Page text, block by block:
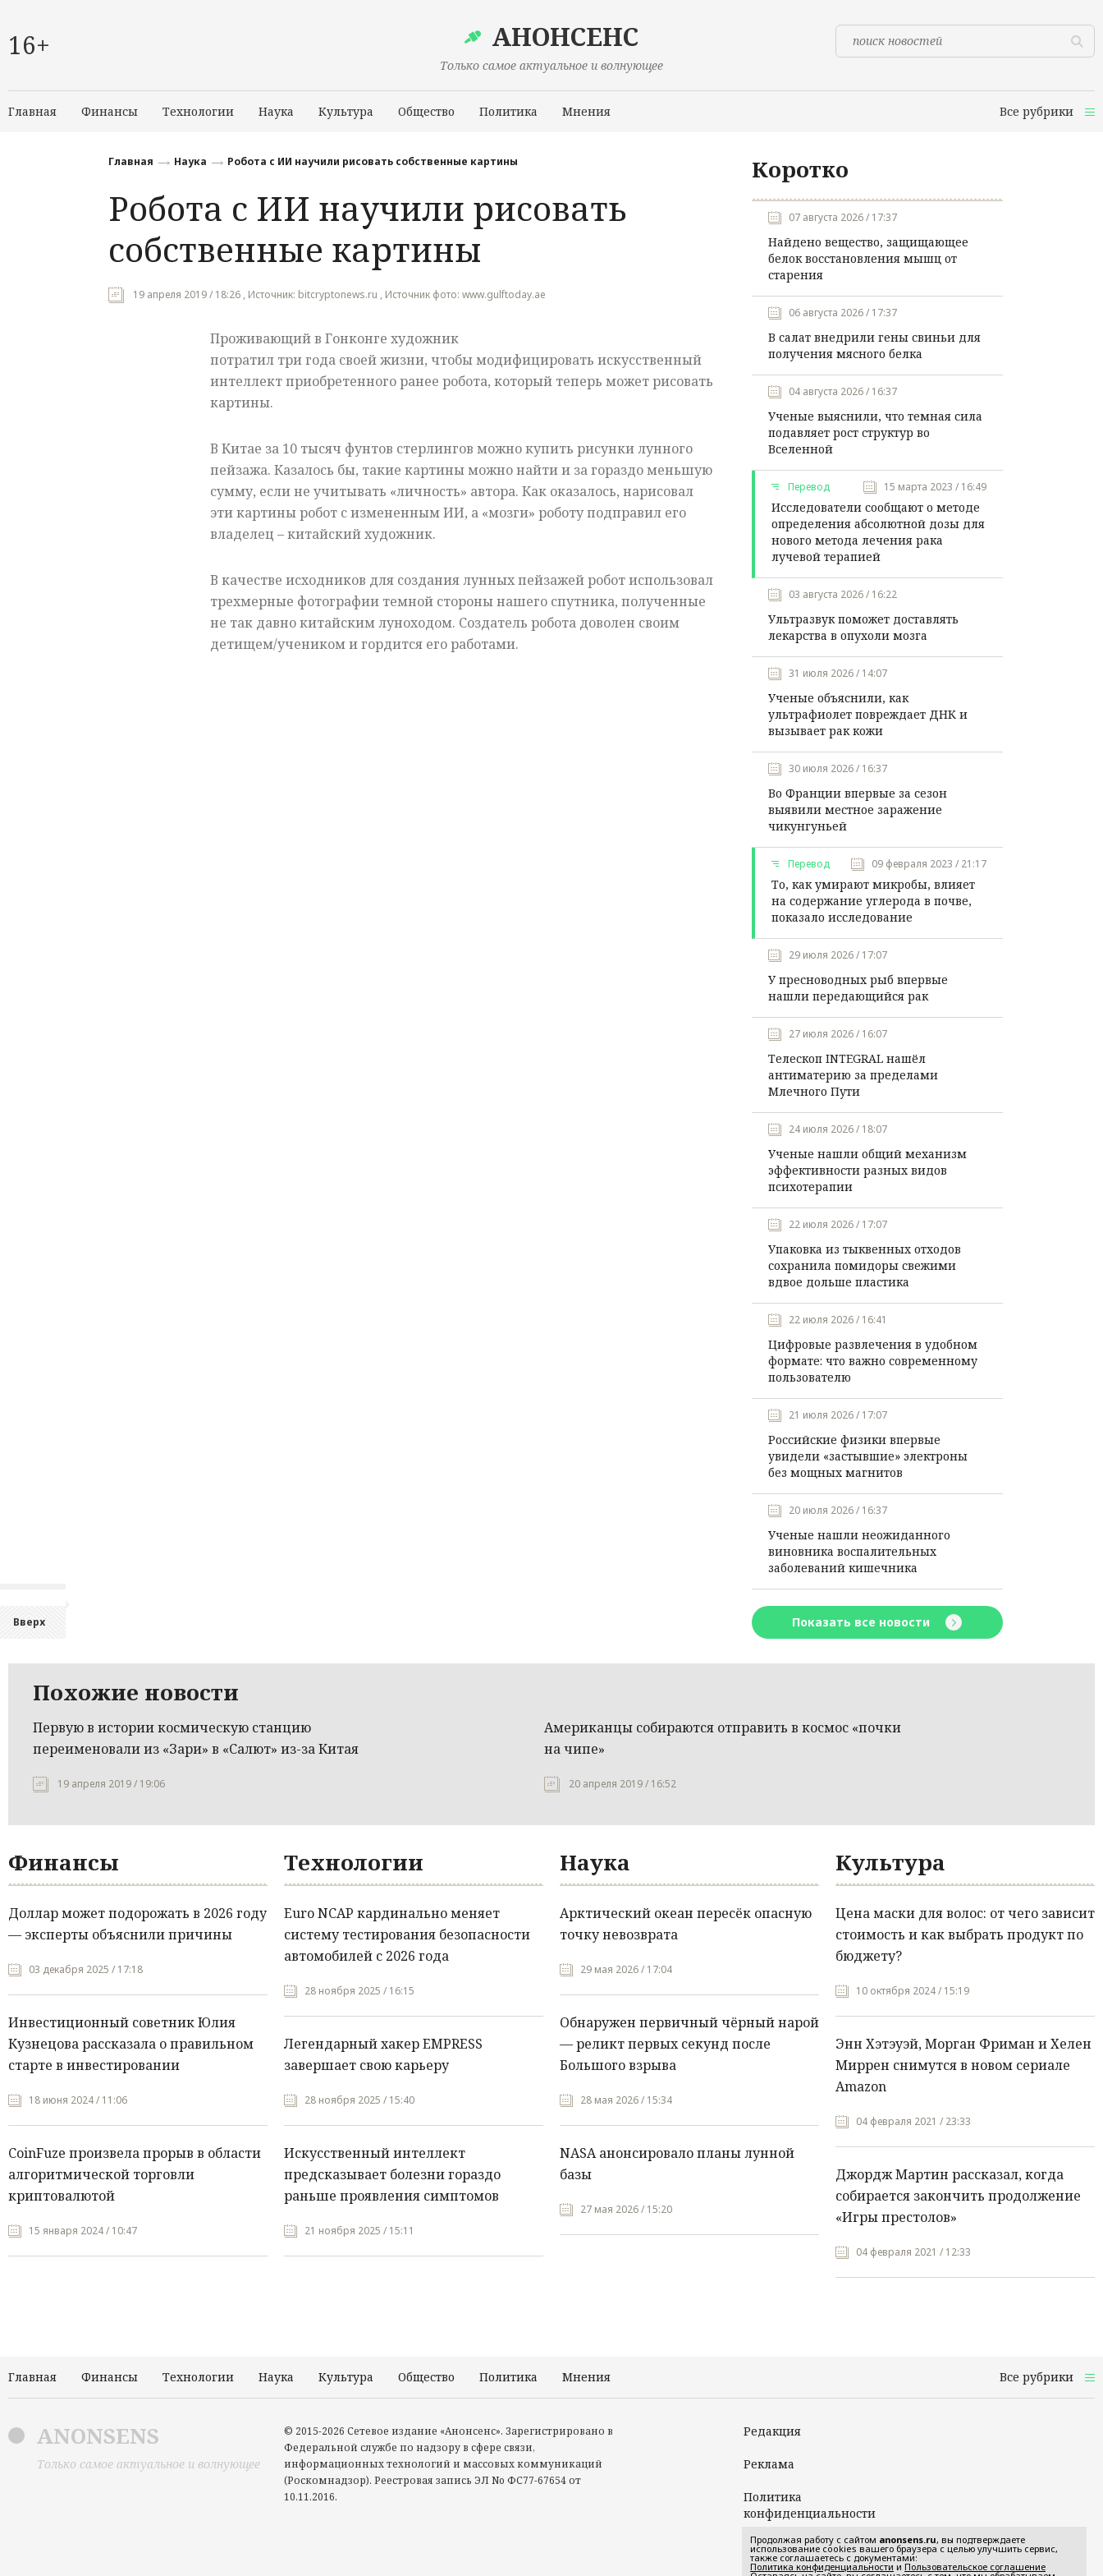
16+ АНОНСЕНС
Только самое актуальное и волнующее
Главная Финансы Технологии Наука Культура Общество Политика Мнения Все рубрики
Происшествия
Вверх
Главная Наука Робота с ИИ научили рисовать собственные картины
Робота с ИИ научили рисовать
собственные картины
19 апреля 2019 / 18:26 , Источник: bitcryptonews.ru , Источник фото: www.gulftoday.ae
Проживающий в Гонконге художник
потратил три года своей жизни, чтобы модифицировать искусственный
интеллект приобретенного ранее робота, который теперь может рисовать
картины.
В Китае за 10 тысяч фунтов стерлингов можно купить рисунки лунного
пейзажа. Казалось бы, такие картины можно найти и за гораздо меньшую
сумму, если не учитывать «личность» автора. Как оказалось, нарисовал
эти картины робот с измененным ИИ, а «мозги» роботу подправил его
владелец – китайский художник.
В качестве исходников для создания лунных пейзажей робот использовал
трехмерные фотографии темной стороны нашего спутника, полученные
не так давно китайским луноходом. Создатель робота доволен своим
детищем/учеником и гордится его работами.
Коротко
07 августа 2026 / 17:37
Найдено вещество, защищающее
белок восстановления мышц от
старения
06 августа 2026 / 17:37
В салат внедрили гены свиньи для
получения мясного белка
04 августа 2026 / 16:37
Ученые выяснили, что темная сила
подавляет рост структур во
Вселенной
Перевод 15 марта 2023 / 16:49
Исследователи сообщают о методе
определения абсолютной дозы для
нового метода лечения рака
лучевой терапией
03 августа 2026 / 16:22
Ультразвук поможет доставлять
лекарства в опухоли мозга
31 июля 2026 / 14:07
Ученые объяснили, как
ультрафиолет повреждает ДНК и
вызывает рак кожи
30 июля 2026 / 16:37
Во Франции впервые за сезон
выявили местное заражение
чикунгуньей
Перевод 09 февраля 2023 / 21:17
То, как умирают микробы, влияет
на содержание углерода в почве,
показало исследование
29 июля 2026 / 17:07
У пресноводных рыб впервые
нашли передающийся рак
27 июля 2026 / 16:07
Телескоп INTEGRAL нашёл
антиматерию за пределами
Млечного Пути
24 июля 2026 / 18:07
Ученые нашли общий механизм
эффективности разных видов
психотерапии
22 июля 2026 / 17:07
Упаковка из тыквенных отходов
сохранила помидоры свежими
вдвое дольше пластика
22 июля 2026 / 16:41
Цифровые развлечения в удобном
формате: что важно современному
пользователю
21 июля 2026 / 17:07
Российские физики впервые
увидели «застывшие» электроны
без мощных магнитов
20 июля 2026 / 16:37
Ученые нашли неожиданного
виновника воспалительных
заболеваний кишечника
Показать все новости
Похожие новости
Первую в истории космическую станцию
переименовали из «Зари» в «Салют» из-за Китая
19 апреля 2019 / 19:06
Американцы собираются отправить в космос «почки
на чипе»
20 апреля 2019 / 16:52
Финансы
Доллар может подорожать в 2026 году
— эксперты объяснили причины
03 декабря 2025 / 17:18
Инвестиционный советник Юлия
Кузнецова рассказала о правильном
старте в инвестировании
18 июня 2024 / 11:06
CoinFuze произвела прорыв в области
алгоритмической торговли
криптовалютой
15 января 2024 / 10:47
Технологии
Euro NCAP кардинально меняет
систему тестирования безопасности
автомобилей с 2026 года
28 ноября 2025 / 16:15
Легендарный хакер EMPRESS
завершает свою карьеру
28 ноября 2025 / 15:40
Искусственный интеллект
предсказывает болезни гораздо
раньше проявления симптомов
21 ноября 2025 / 15:11
Наука
Арктический океан пересёк опасную
точку невозврата
29 мая 2026 / 17:04
Обнаружен первичный чёрный нарой
— реликт первых секунд после
Большого взрыва
28 мая 2026 / 15:34
NASA анонсировало планы лунной
базы
27 мая 2026 / 15:20
Культура
Цена маски для волос: от чего зависит
стоимость и как выбрать продукт по
бюджету?
10 октября 2024 / 15:19
Энн Хэтэуэй, Морган Фриман и Хелен
Миррен снимутся в новом сериале
Amazon
04 февраля 2021 / 23:33
Джордж Мартин рассказал, когда
собирается закончить продолжение
«Игры престолов»
04 февраля 2021 / 12:33
Главная Финансы Технологии Наука Культура Общество Политика Мнения Все рубрики
ANONSENS
Только самое актуальное и волнующее
© 2015-2026 Сетевое издание «Анонсенс». Зарегистрировано в
Федеральной службе по надзору в сфере связи,
информационных технологий и массовых коммуникаций
(Роскомнадзор). Реестровая запись ЭЛ No ФС77-67654 от
10.11.2016.
Редакция
Реклама
Политика
конфиденциальности
Пользовательское
соглашение
Продолжая работу с сайтом anonsens.ru, вы подтверждаете
использование cookies вашего браузера с целью улучшить сервис,
также соглашаетесь с документами:
Политика конфиденциальности и Пользовательское соглашение